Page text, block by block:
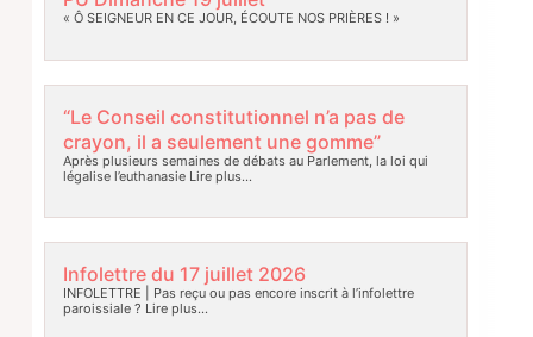
« Ô SEIGNEUR EN CE JOUR, ÉCOUTE NOS PRIÈRES ! »
“Le Conseil constitutionnel n’a pas de
crayon, il a seulement une gomme”
Après plusieurs semaines de débats au Parlement, la loi qui
légalise l’euthanasieLire plus…
Infolettre du 17 juillet 2026
INFOLETTRE | Pas reçu ou pas encore inscrit à l’infolettre
paroissiale ? Lire plus…